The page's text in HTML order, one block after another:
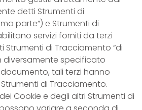
detti Strumenti di
parte”) e Strumenti di
servizi forniti da terzi
di Tracciamento “di
diversamente specificato
tali terzi hanno
di Tracciamento.
Cookie e degli altri Strumenti di